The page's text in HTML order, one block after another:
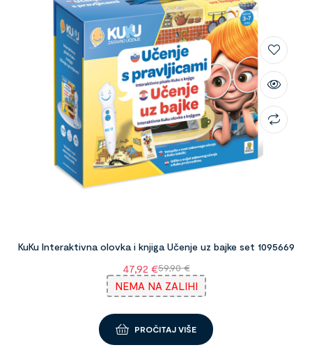
KuKu Interaktivna olovka i knjiga Učenje uz bajke set 1095669
59,90€
47,92 €
NEMA NA ZALIHI
PROČITAJ VIŠE